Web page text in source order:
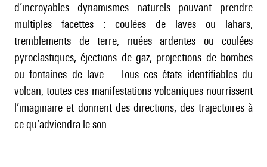
d’incroyables dynamismes naturels pouvant prendre
multiples facettes : coulées de laves ou lahars,
tremblements de terre, nuées ardentes ou coulées
pyroclastiques, éjections de gaz, projections de bombes
ou fontaines de lave… Tous ces états identifiables du
volcan, toutes ces manifestations volcaniques nourrissent
l’imaginaire et donnent des directions, des trajectoires à
ce qu’adviendra le son.